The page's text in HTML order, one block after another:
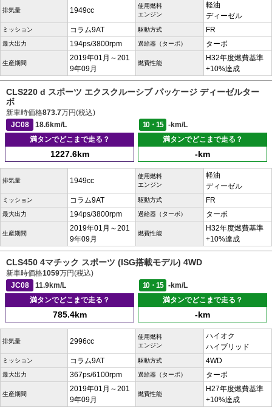
排気量 1949cc
使用燃料
エンジン
軽油
ディーゼル
ミッション コラム9AT 駆動方式 FR
最大出力 194ps/3800rpm 過給器（ターボ） ターボ
生産期間
2019年01月～201
9年09月
燃費性能
H32年度燃費基準
+10%達成
CLS220 d スポーツ エクスクルーシブ パッケージ ディーゼルター
ボ
新車時価格873.7万円(税込)
JC08
18.6km/L 10・15
-km/L
満タンでどこまで走る？
1227.6km
満タンでどこまで走る？
-km
排気量 1949cc
使用燃料
エンジン
軽油
ディーゼル
ミッション コラム9AT 駆動方式 FR
最大出力 194ps/3800rpm 過給器（ターボ） ターボ
生産期間
2019年01月～201
9年09月
燃費性能
H32年度燃費基準
+10%達成
CLS450 4マチック スポーツ (ISG搭載モデル) 4WD
新車時価格1059万円(税込)
JC08
11.9km/L 10・15
-km/L
満タンでどこまで走る？
785.4km
満タンでどこまで走る？
-km
排気量 2996cc
使用燃料
エンジン
ハイオク
ハイブリッド
ミッション コラム9AT 駆動方式 4WD
最大出力 367ps/6100rpm 過給器（ターボ） ターボ
生産期間
2019年01月～201
9年09月
燃費性能
H27年度燃費基準
+10%達成